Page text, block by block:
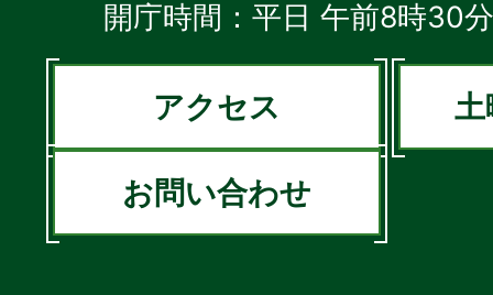
開庁時間：平日 午前8時30
アクセス 土
お問い合わせ